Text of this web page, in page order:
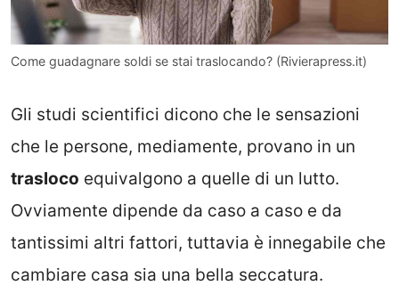
Come guadagnare soldi se stai traslocando? (Rivierapress.it)
Gli studi scientifici dicono che le sensazioni
che le persone, mediamente, provano in un
trasloco equivalgono a quelle di un lutto.
Ovviamente dipende da caso a caso e da
tantissimi altri fattori, tuttavia è innegabile che
cambiare casa sia una bella seccatura.